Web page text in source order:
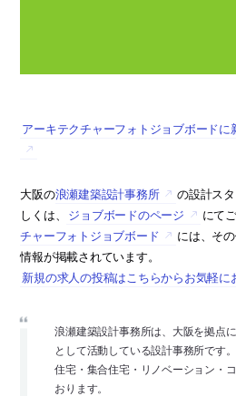
アーキテクチャーフォトジョブボード
大阪の浪瀬建築設計事務所
の設計ス
しくは、
ジョブボードのページ にて
チャーフォトジョブボード
には、そ
情報が掲載されています。
新規の求人の投稿はこちらからお気軽に
浪瀬建築設計事務所は、大阪を拠点
として活動している設計事務所です。
住宅・集合住宅・リノベーション・
おります。